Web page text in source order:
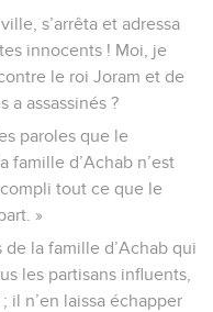
s’arrêta et adressa
innocents ! Moi, je
le roi Joram et de
a assassinés ?
paroles que le
famille d’Achab n’est
tout ce que le
»
la famille d’Achab qui
les partisans influents,
il n’en laissa échapper